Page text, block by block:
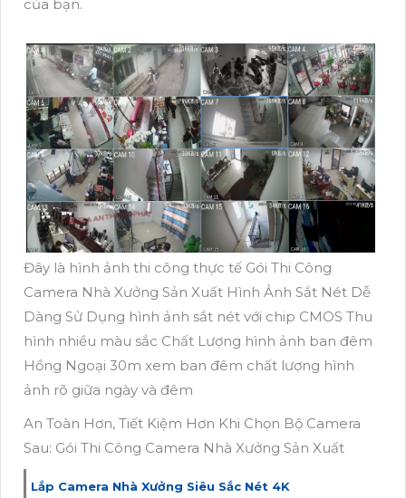
của bạn.
Đây là hình ảnh thi công thực tế Gói Thi Công
Camera Nhà Xưởng Sản Xuất Hình Ảnh Sắt Nét Dễ
Dàng Sử Dụng hình ảnh sắt nét với chip CMOS Thu
hình nhiều màu sắc Chất Lượng hình ảnh ban đêm
Hồng Ngoại 30m xem ban đêm chất lượng hình
ảnh rõ giữa ngày và đêm
An Toàn Hơn, Tiết Kiệm Hơn Khi Chọn Bộ Camera
Sau: Gói Thi Công Camera Nhà Xưởng Sản Xuất
Lắp Camera Nhà Xưởng Siêu Sắc Nét 4K